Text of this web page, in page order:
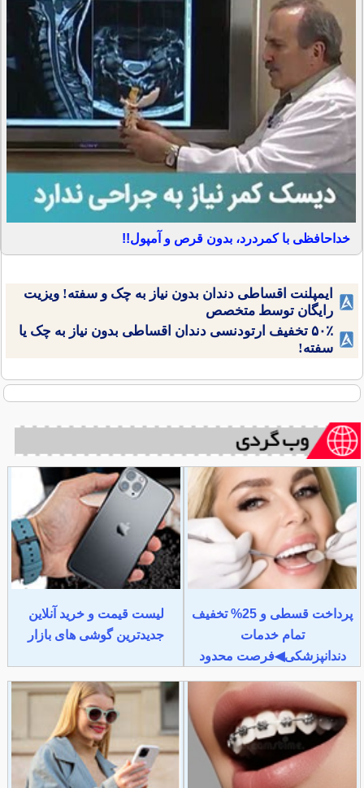
خداحافظی با کمردرد، بدون قرص و آمپول!!
ایمپلنت اقساطی دندان بدون نیاز به چک و سفته! ویزیت
رایگان توسط متخصص
۵۰٪ تخفیف ارتودنسی دندان اقساطی بدون نیاز به چک یا
سفته!
پرداخت قسطی و 25% تخفیف
تمام خدمات
دندانپزشکی◀فرصت محدود
لیست قیمت و خرید آنلاین
جدیدترین گوشی های بازار